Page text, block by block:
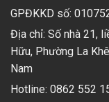
GPĐKKD số:
Địa chỉ: Số nhà 21,
Hữu, Phường La
Nam
Hotline: 0862 552